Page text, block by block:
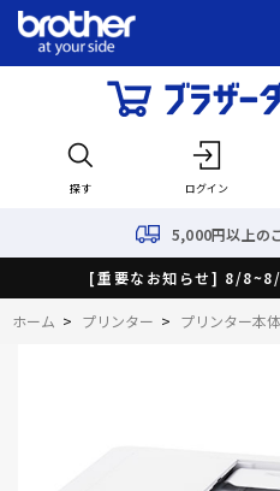
探す ログイン
5,000円以上の
[重要なお知らせ] 8/8~8/
ホーム > プリンター > プリンター本体